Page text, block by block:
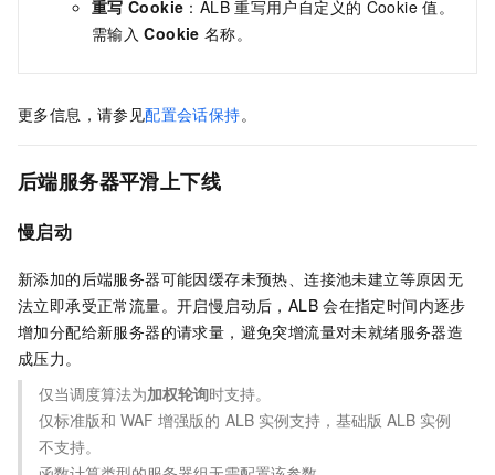
重写 Cookie ： ALB 重写用户自定义的 Cookie 值。
需输入 Cookie 名称。
更多信息，请参见配置会话保持。
后端服务器平滑上下线
慢启动
新添加的后端服务器可能因缓存未预热、连接池未建立等原因无
法立即承受正常流量。开启慢启动后，ALB 会在指定时间内逐步
增加分配给新服务器的请求量，避免突增流量对未就绪服务器造
成压力。
仅当调度算法为加权轮询时支持。
仅标准版和 WAF 增强版的 ALB 实例支持，基础版 ALB 实例
不支持。